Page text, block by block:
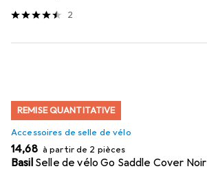
2
REMISE QUANTITATIVE
Accessoires de selle de vélo
EUR
14,68 à partir de 2 pièces
Basil Selle de vélo Go Saddle Cover Noir